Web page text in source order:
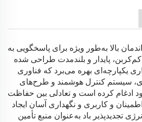
بالا به‌طور ویژه برای پاسخگویی به
کم‌کربن، پایدار و بلندمدت طراحی شده
یکپارچه‌ای بهره می‌برد که فناوری
سیستم کنترل هوشمند و طرح‌های
ادغام کرده است و تعادلی بین حفاظت
و کاربری و نگهداری آسان ایجاد
تجدیدپذیر باد به‌عنوان منبع تأمین